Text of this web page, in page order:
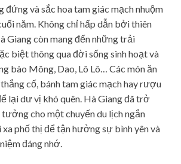
đứng và sắc hoa tam giác mạch nhuộm
năm. Không chỉ hấp dẫn bởi thiên
Giang còn mang đến những trải
biệt thông qua đời sống sinh hoạt và
bào Mông, Dao, Lô Lô… Các món ăn
cố, bánh tam giác mạch hay rượu
lại dư vị khó quên. Hà Giang đã trở
cho một chuyến du lịch ngắn
phố thị để tận hưởng sự bình yên và
đáng nhớ.